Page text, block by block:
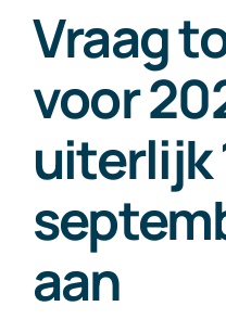
Neem
Vraag
voor
uiterlijk
aan